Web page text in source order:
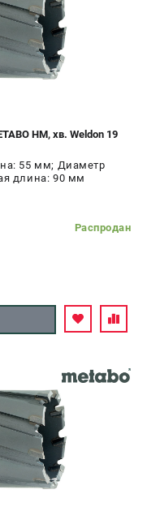
HM, хв. Weldon 19
55 мм; Диаметр
длина: 90 мм
Распродан